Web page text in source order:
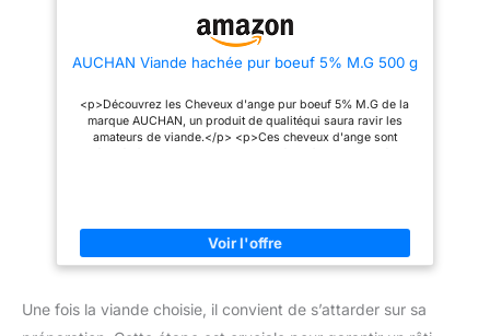
AUCHAN Viande hachée pur boeuf 5% M.G 500 g
<p>Découvrez les Cheveux d'ange pur boeuf 5% M.G de la
marque AUCHAN, un produit de qualitéqui saura ravir les
amateurs de viande.</p> <p>Ces cheveux d'ange sont
faciles à cuisiner, que vous choisissiez de les faire sauter,
griller ou cuire au four. Ils sont également une excellente
source de protéines, ce qui en fait un choix sain pour vos
DÉSIGNATION LÉGALE DU PRODUIT: VIANDE HACHEE 5%
500GR
Une fois la viande choisie, il convient de s’attarder sur sa